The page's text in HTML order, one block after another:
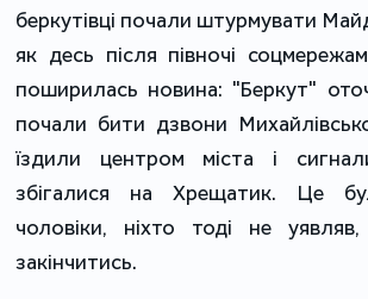
беркутівці почали штурмувати
як десь після півночі
поширилась новина: "Беркут"
почали бити дзвони
їздили центром міста і
збігалися на Хрещатик. Це
чоловіки, ніхто тоді не
закінчитись.